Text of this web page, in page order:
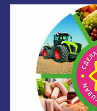
ВЫБЕРИТЕ
НОВОСТЕЙ:
Федеральные
Муниципальные
Сбросить